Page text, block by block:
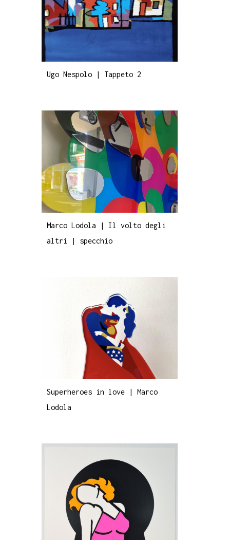
Ugo Nespolo | Tappeto 2
Marco Lodola | Il volto degli
altri | specchio
Superheroes in love | Marco
Lodola